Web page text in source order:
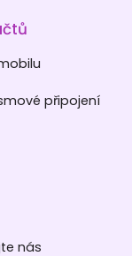
připojení
nás